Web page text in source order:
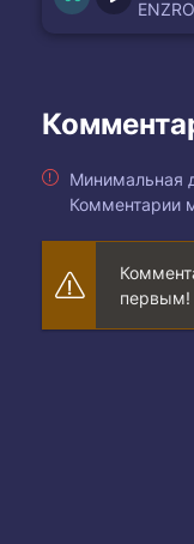
ENZRO
Минимальная
Комментарии
первым!